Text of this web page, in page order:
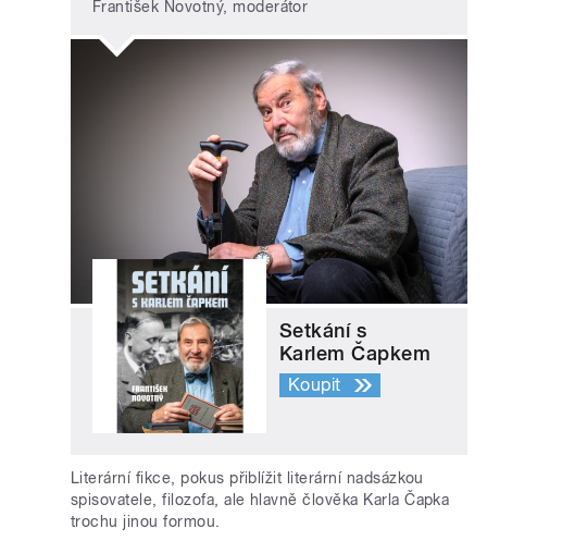
František Novotný, moderátor
Setkání s
Karlem Čapkem
Koupit
Literární fikce, pokus přiblížit literární nadsázkou
spisovatele, filozofa, ale hlavně člověka Karla Čapka
trochu jinou formou.